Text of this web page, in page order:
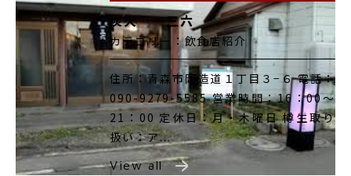
炭火 一三六
カテゴリー：飲食店紹介
住所：青森市岡造道１丁目３−６ 電話：
090-9279-5585 営業時間：16：00～
21：00 定休日：月・木曜日 樽生取り
扱い：ア...
View all